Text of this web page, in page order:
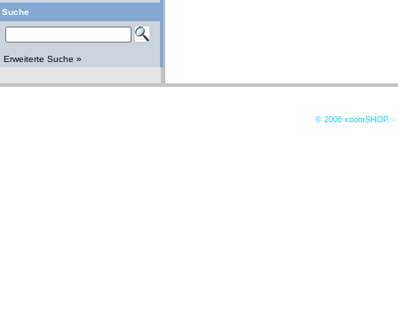
Suche
Erweiterte Suche »
© 2006 xoomSHOP. -